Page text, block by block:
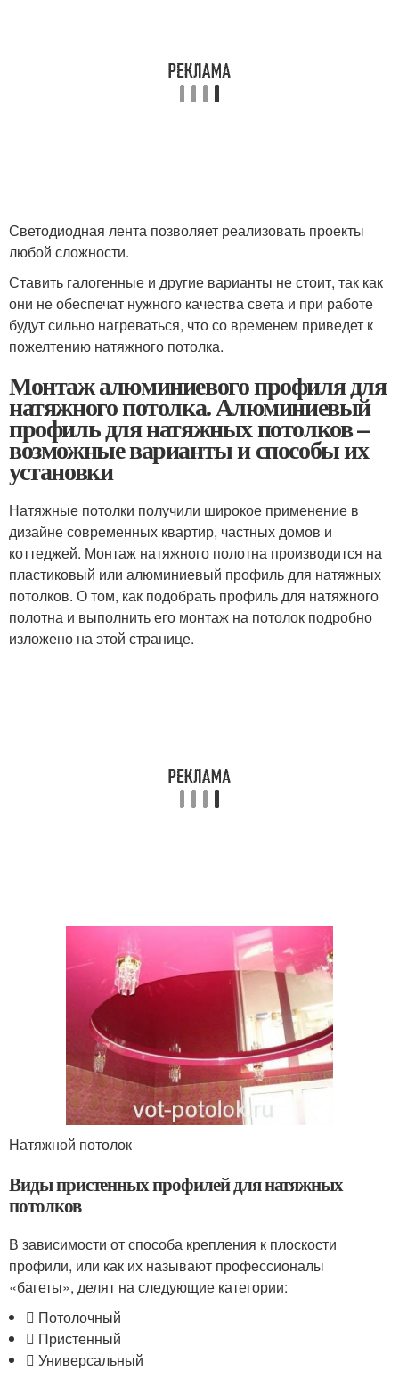
Светодиодная лента позволяет реализовать проекты
любой сложности.
Ставить галогенные и другие варианты не стоит, так как
они не обеспечат нужного качества света и при работе
будут сильно нагреваться, что со временем приведет к
пожелтению натяжного потолка.
Монтаж алюминиевого профиля для
натяжного потолка. Алюминиевый
профиль для натяжных потолков –
возможные варианты и способы их
установки
Натяжные потолки получили широкое применение в
дизайне современных квартир, частных домов и
коттеджей. Монтаж натяжного полотна производится на
пластиковый или алюминиевый профиль для натяжных
потолков. О том, как подобрать профиль для натяжного
полотна и выполнить его монтаж на потолок подробно
изложено на этой странице.
Натяжной потолок
Виды пристенных профилей для натяжных
потолков
В зависимости от способа крепления к плоскости
профили, или как их называют профессионалы
«багеты», делят на следующие категории:
​ Потолочный
​ Пристенный
​ Универсальный